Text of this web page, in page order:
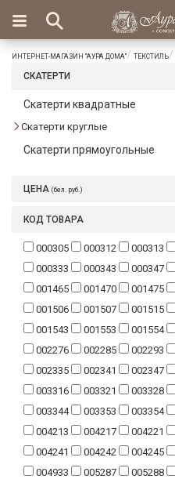
Вход
Избранное
×
Салоны
Доставка
Оплата
Подарки
Ароматы
для
Бар
хрусталь
Посуда
Сервировка
Столовые
приборы
Текстиль
Фарфор
Декор
Бренды
ИНТЕРНЕТ-МАГАЗИН "АУРА ДОМА" ТЕКСТИЛЬ
СКАТЕРТИ
Скатерти квадратные
Скатерти круглые
Скатерти прямоугольные
ЦЕНА (бел. руб.)
КОД ТОВАРА
000305 000312 000313
000333
000343 000347
001465
001470 001475
001506
001507 001515
001543
001553 001554
002276
002285 002293
002335
002341 002347
003316
003321 003328
003344
003353 003354
004213
004217 004221
004241
004242 004245
004933
005287 005288